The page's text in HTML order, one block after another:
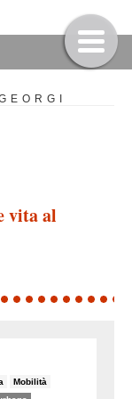
vita al
Mobilità